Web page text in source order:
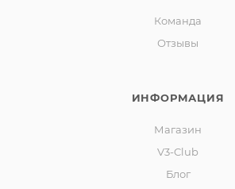
Команда
Отзывы
ИНФОРМАЦИЯ
Магазин
V3-Club
Блог